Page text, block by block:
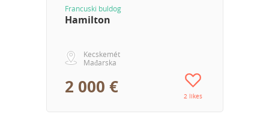
Francuski buldog
Hamilton
Kecskemét
Mađarska
2 000 € 2 likes